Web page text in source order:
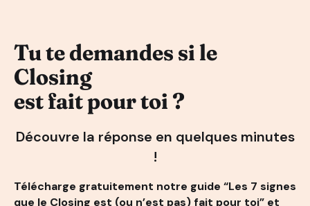
Tu te demandes si le
Closing
est fait pour toi ?
Découvre la réponse en quelques minutes
!
Télécharge gratuitement notre guide “Les 7 signes
que le Closing est (ou n’est pas) fait pour toi” et